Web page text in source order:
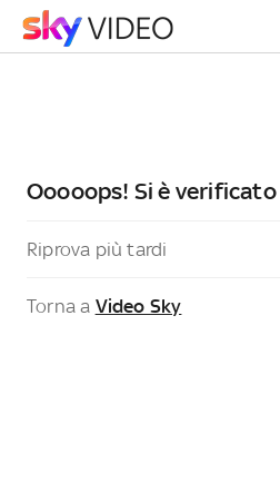
Ooooops! Si è
Riprova più tardi
Torna a Video Sky